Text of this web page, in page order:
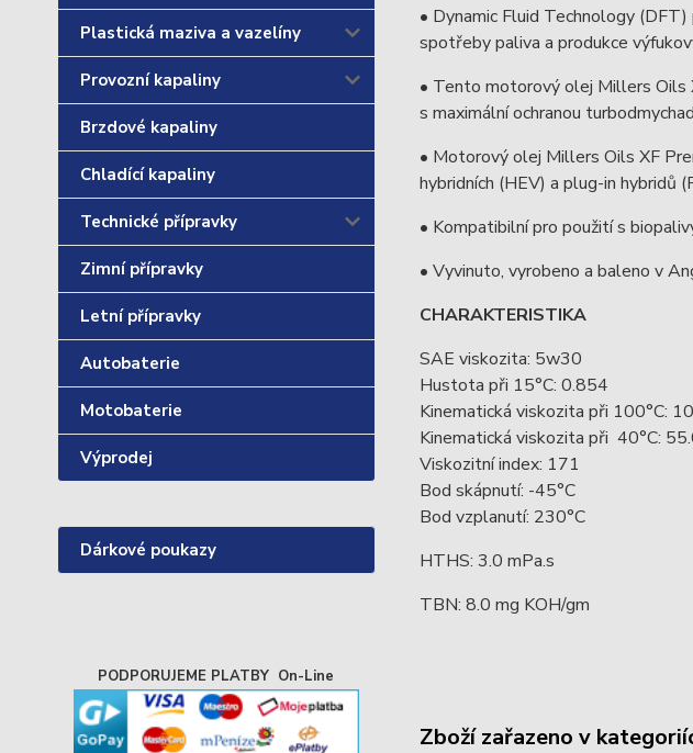
Plastická maziva a vazelíny
Provozní kapaliny
Brzdové kapaliny
Chladící kapaliny
Technické přípravky
Zimní přípravky
Letní přípravky
Autobaterie
Motobaterie
Výprodej
Dárkové poukazy
PODPORUJEME PLATBY On-Line
• Dynamic Fluid Technology
spotřeby paliva a produkce
• Tento motorový olej Millers Oils
s maximální ochranou
• Motorový olej Millers Oils XF
hybridních (HEV) a plug-in hybridů
• Kompatibilní pro použití s
• Vyvinuto, vyrobeno a baleno v
CHARAKTERISTIKA
SAE viskozita: 5w30
Hustota při 15°C: 0.854
Kinematická viskozita při 100°C:
Kinematická viskozita při 40°C:
Viskozitní index: 171
Bod skápnutí: -45°C
Bod vzplanutí: 230°C
HTHS: 3.0 mPa.s
TBN: 8.0 mg KOH/gm
Zboží zařazeno v